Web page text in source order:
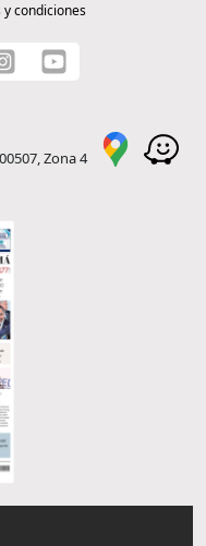
y condiciones
Zona 4